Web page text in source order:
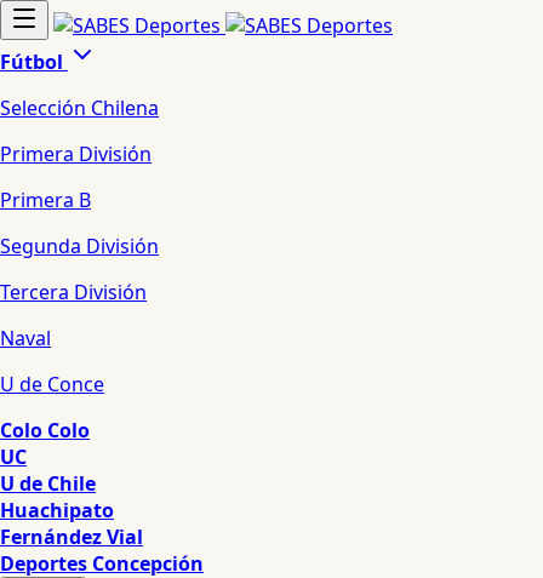
Fútbol
Selección Chilena
Primera División
Primera B
Segunda División
Tercera División
Naval
U de Conce
Colo Colo
UC
U de Chile
Huachipato
Fernández Vial
Deportes Concepción